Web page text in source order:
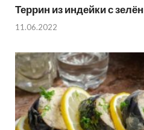
Террин из индейки с
11.06.2022